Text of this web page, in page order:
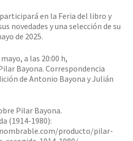
en la Feria del libro y
novedades y una selección de su
de 2025.
a las 20:00 h,
Bayona. Correspondencia
de Antonio Bayona y Julián
Pilar Bayona.
(1914-1980):
producto/pilar-